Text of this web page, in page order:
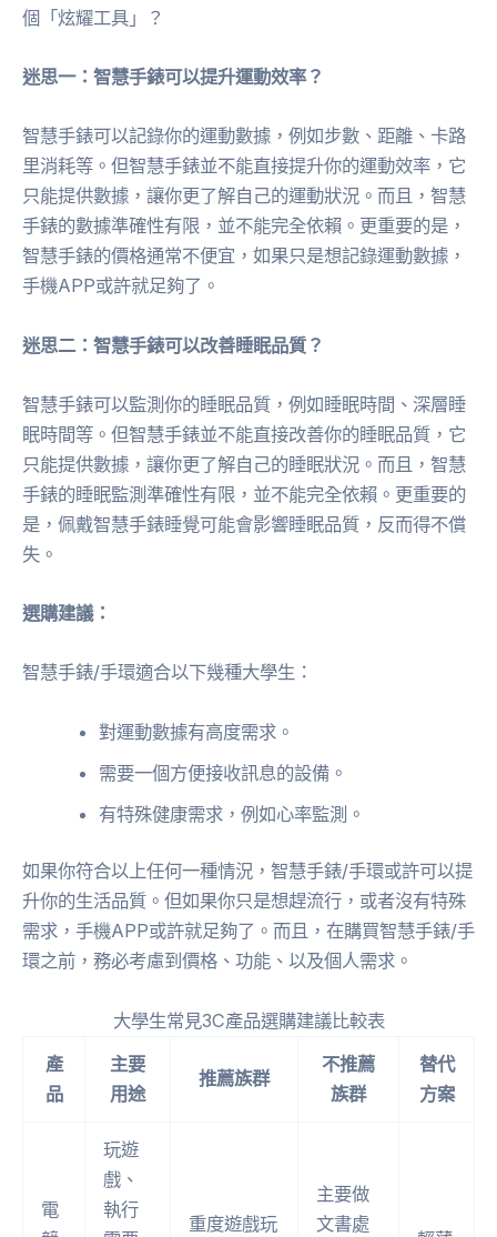
個「炫耀工具」？
迷思一：智慧手錶可以提升運動效率？
智慧手錶可以記錄你的運動數據，例如步數、距離、卡路
里消耗等。但智慧手錶並不能直接提升你的運動效率，它
只能提供數據，讓你更了解自己的運動狀況。而且，智慧
手錶的數據準確性有限，並不能完全依賴。更重要的是，
智慧手錶的價格通常不便宜，如果只是想記錄運動數據，
手機APP或許就足夠了。
迷思二：智慧手錶可以改善睡眠品質？
智慧手錶可以監測你的睡眠品質，例如睡眠時間、深層睡
眠時間等。但智慧手錶並不能直接改善你的睡眠品質，它
只能提供數據，讓你更了解自己的睡眠狀況。而且，智慧
手錶的睡眠監測準確性有限，並不能完全依賴。更重要的
是，佩戴智慧手錶睡覺可能會影響睡眠品質，反而得不償
失。
選購建議：
智慧手錶/手環適合以下幾種大學生：
對運動數據有高度需求。
需要一個方便接收訊息的設備。
有特殊健康需求，例如心率監測。
如果你符合以上任何一種情況，智慧手錶/手環或許可以提
升你的生活品質。但如果你只是想趕流行，或者沒有特殊
需求，手機APP或許就足夠了。而且，在購買智慧手錶/手
環之前，務必考慮到價格、功能、以及個人需求。
大學生常見3C產品選購建議比較表
產
品
主要
用途
推薦族群
不推薦
族群
替代
方案
電
玩遊
戲、
執行
重度遊戲玩
主要做
文書處